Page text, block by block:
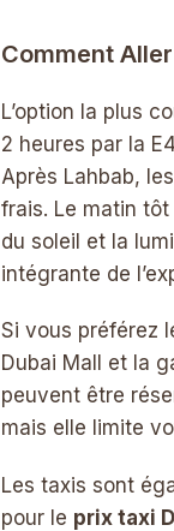
Comment
L’option la plus
2 heures par la
Après Lahbab,
frais. Le matin
du soleil et la
intégrante de
Si vous préférez
Dubai Mall et la
peuvent être
mais elle limite
Les taxis sont
pour le prix taxi